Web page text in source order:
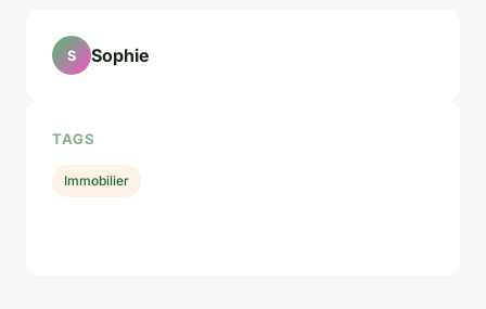
S Sophie
TAGS
Immobilier